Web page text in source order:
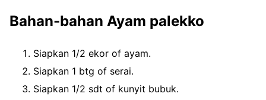
Bahan-bahan Ayam palekko
Siapkan 1/2 ekor of ayam.
Siapkan 1 btg of serai.
Siapkan 1/2 sdt of kunyit bubuk.